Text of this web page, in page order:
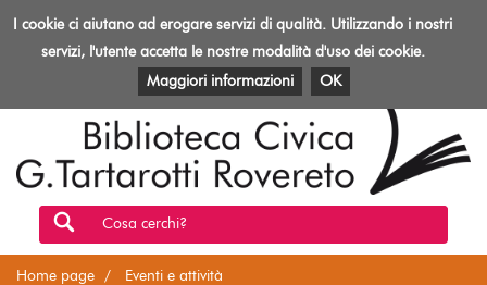
Toggle
Biblioteca
Rovereto
EVENTI E ATTIVITÀ PATRIMONIO E RISORSE
Cosa cerchi?
Home page Eventi e attività
I cookie ci aiutano ad erogare servizi di qualità. Utilizzando i nostri
servizi, l'utente accetta le nostre modalità d'uso dei cookie.
Maggiori informazioni
OK